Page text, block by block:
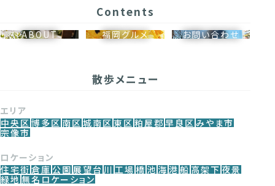
Contents
ABOUT 福岡グルメ お問い合わせ
散歩メニュー
エリア
中央区博多区南区城南区東区粕屋郡早良区みやま市
宗像市
ロケーション
住宅街倉庫公園展望台川工場橋池海港船高架下夜景
緑地無名ロケーション